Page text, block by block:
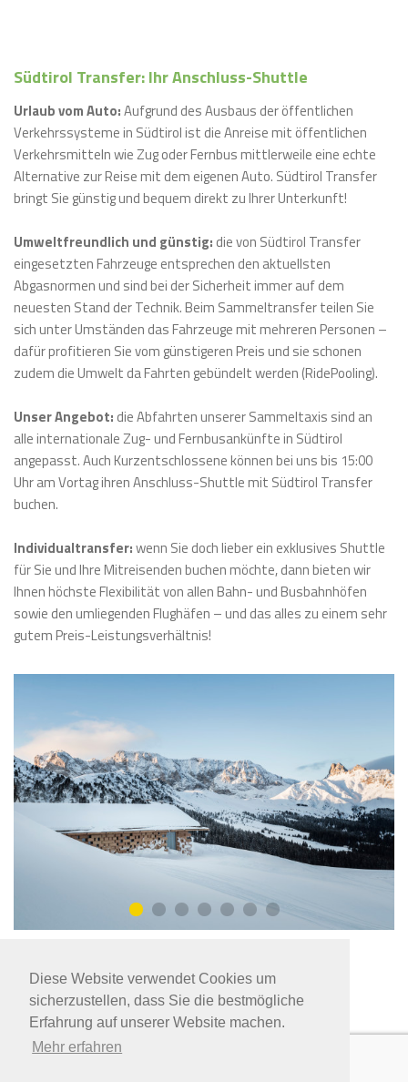
Diese Website verwendet Cookies um
sicherzustellen, dass Sie die bestmögliche
Erfahrung auf unserer Website machen.
Mehr erfahren
Fahrräder/Rollstuhl
Nehmen Sie Fahrräder mit?
Gebühr 15,00 EUR pro Fahrrad und Strecke
Hund(e) (Maulkorbpflicht)
Geühr 10,00 EUR pro Hund und Strecke
Sie möchten unbeschwert ohne Gepäck reisen? Schicken Sie Ihr
Gepäck voraus und reisen Sie dann bequem und stressfrei in den
Urlaub!
Unser Partner Insam Express – Koffertransport – kümmert sich
Gepäck
p. P.
Ski- oder Snowboard
Verbindungen anzeigen
Südtirol Transfer: Ihr Anschluss-Shuttle
Urlaub vom Auto:Aufgrund des Ausbaus der öffentlichen
Verkehrssysteme in Südtirol ist die Anreise mit öffentlichen
Verkehrsmitteln wie Zug oder Fernbus mittlerweile eine echte
Alternative zur Reise mit dem eigenen Auto. Südtirol Transfer
bringt Sie günstig und bequem direkt zu Ihrer Unterkunft!
Umweltfreundlich und günstig: die von Südtirol Transfer
eingesetzten Fahrzeuge entsprechen den aktuellsten
Abgasnormen und sind bei der Sicherheit immer auf dem
neuesten Stand der Technik. Beim Sammeltransfer teilen Sie
sich unter Umständen das Fahrzeuge mit mehreren Personen –
dafür profitieren Sie vom günstigeren Preis und sie schonen
zudem die Umwelt da Fahrten gebündelt werden (RidePooling).
Unser Angebot: die Abfahrten unserer Sammeltaxis sind an
alle internationale Zug- und Fernbusankünfte in Südtirol
angepasst. Auch Kurzentschlossene können bei uns bis 15:00
Uhr am Vortag ihren Anschluss-Shuttle mit Südtirol Transfer
buchen.
Individualtransfer:wenn Sie doch lieber ein exklusives Shuttle
für Sie und Ihre Mitreisenden buchen möchte, dann bieten wir
Ihnen höchste Flexibilität von allen Bahn- und Busbahnhöfen
sowie den umliegenden Flughäfen – und das alles zu einem sehr
gutem Preis-Leistungsverhältnis!